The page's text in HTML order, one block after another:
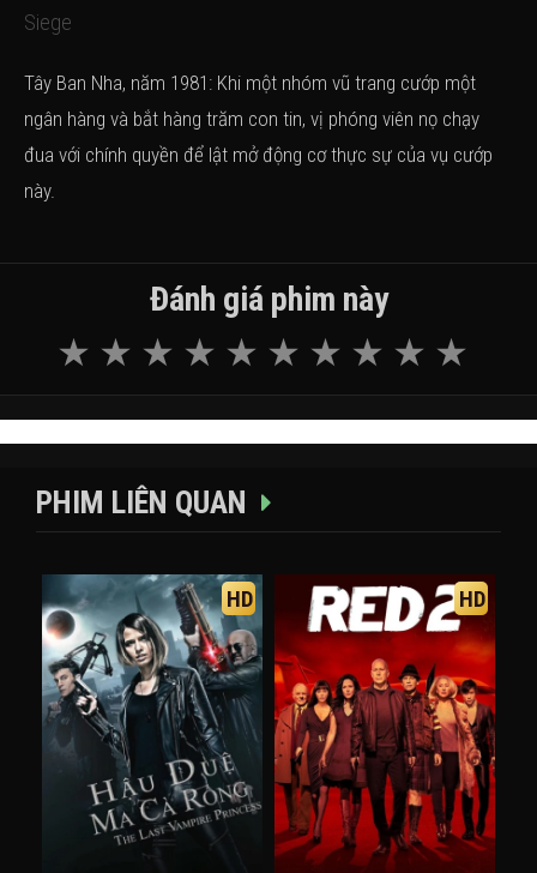
Siege
Tây Ban Nha, năm 1981: Khi một nhóm vũ trang cướp một
ngân hàng và bắt hàng trăm con tin, vị phóng viên nọ chạy
đua với chính quyền để lật mở động cơ thực sự của vụ cướp
này.
Đánh giá phim này
PHIM LIÊN QUAN
HD HD